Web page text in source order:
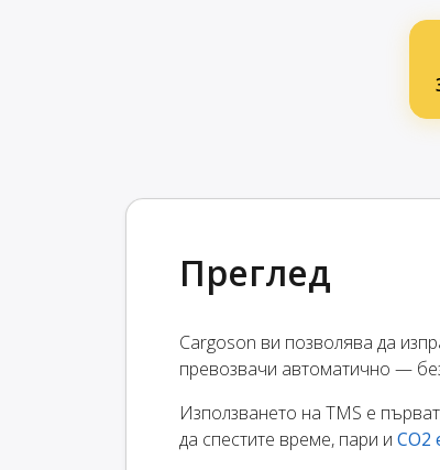
Преглед
Cargoson ви позволява да
превозвачи автоматично —
Използването на TMS е
да спестите време, пари и CO2